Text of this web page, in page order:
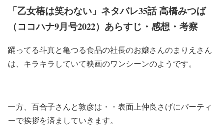
「乙女椿は笑わない」ネタバレ35話 高橋みつば
（ココハナ9月号2022）あらすじ・感想・考察
踊ってる斗真と亀つる食品の社長のお嬢さんのまりえさん
は、キラキラしていて映画のワンシーンのようです。
一方、百合子さんと敦彦は・・表面上仲良さげにパーティ
ーで挨拶を済ましていきます。